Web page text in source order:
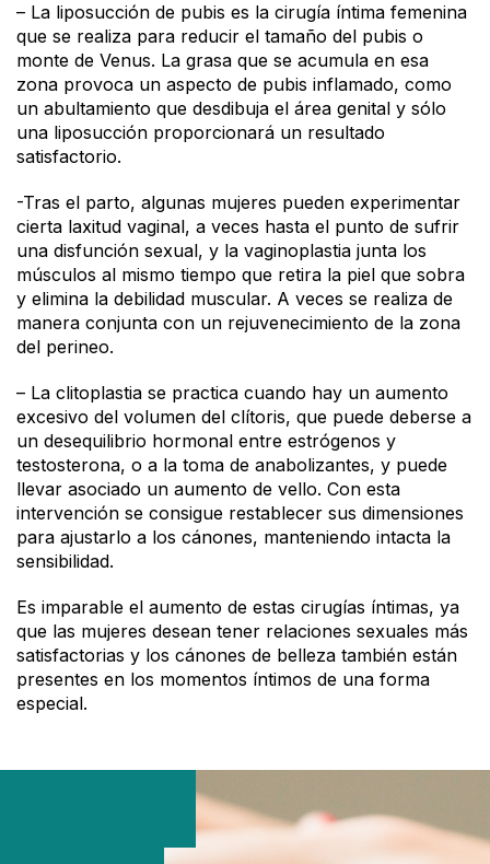
– La liposucción de pubis es la cirugía íntima femenina
que se realiza para reducir el tamaño del pubis o
monte de Venus. La grasa que se acumula en esa
zona provoca un aspecto de pubis inflamado, como
un abultamiento que desdibuja el área genital y sólo
una liposucción proporcionará un resultado
satisfactorio.
-Tras el parto, algunas mujeres pueden experimentar
cierta laxitud vaginal, a veces hasta el punto de sufrir
una disfunción sexual, y la vaginoplastia junta los
músculos al mismo tiempo que retira la piel que sobra
y elimina la debilidad muscular. A veces se realiza de
manera conjunta con un rejuvenecimiento de la zona
del perineo.
– La clitoplastia se practica cuando hay un aumento
excesivo del volumen del clítoris, que puede deberse a
un desequilibrio hormonal entre estrógenos y
testosterona, o a la toma de anabolizantes, y puede
llevar asociado un aumento de vello. Con esta
intervención se consigue restablecer sus dimensiones
para ajustarlo a los cánones, manteniendo intacta la
sensibilidad.
Es imparable el aumento de estas cirugías íntimas, ya
que las mujeres desean tener relaciones sexuales más
satisfactorias y los cánones de belleza también están
presentes en los momentos íntimos de una forma
especial.